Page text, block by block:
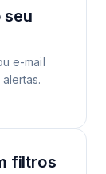
seu
e-mail
filtros